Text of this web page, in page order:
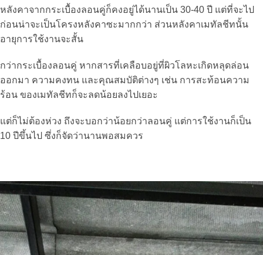
หลังคาจากกระเบื้องลอนคู่ก็คงอยู่ได้นานเป็น 30-40 ปี แต่ที่จะไป
ก่อนน่าจะเป็นโครงหลังคาซะมากกว่า ส่วนหลังคาเมทัลชีทนั้น
อายุการใช้งานจะสั้น
กว่ากระเบื้องลอนคู่ หากสารที่เคลือบอยู่ที่ผิวโลหะเกิดหลุดล่อน
ออกมา ความคงทน และคุณสมบัติต่างๆ เช่น การสะท้อนความ
ร้อน ของเมทัลชีทก็จะลดน้อยลงไปเยอะ
แต่ก็ไม่ต้องห่วง ถึงจะบอกว่าน้อยกว่าลอนคู่ แต่การใช้งานก็เป็น
10 ปีขึ้นไป ซึ่งก็จัดว่านานพอสมควร